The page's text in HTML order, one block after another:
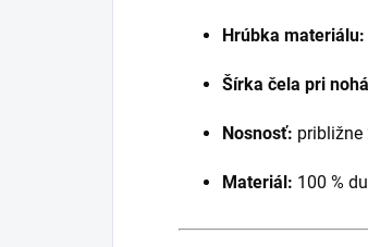
Hrúbka materiálu:
Šírka čela pri
Nosnosť: približne
Materiál: 100 %